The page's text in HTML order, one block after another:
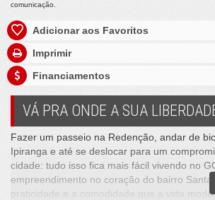
comunicação.
Adicionar aos Favoritos
Imprimir
Financiamentos
VÁ PRA ONDE A SUA
Fazer um passeio na Redenção, andar de
Ipiranga e até se deslocar para um
cidade: tudo isso fica mais fácil vivendo no
empreendimento no coração do bairro
praticidade e a comodidade que a vida